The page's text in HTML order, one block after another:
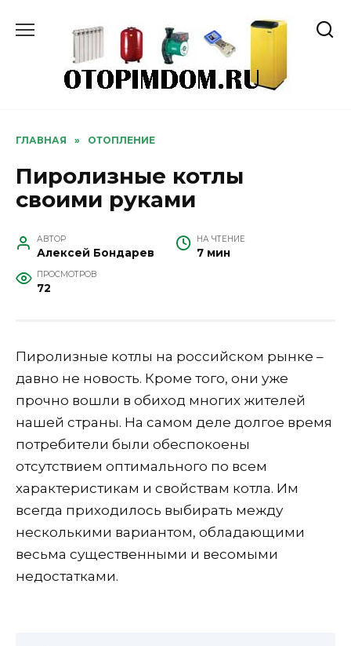
ГЛАВНАЯ » ОТОПЛЕНИЕ
Пиролизные котлы
своими руками
АВТОР
Алексей Бондарев
НА ЧТЕНИЕ
7 мин
ПРОСМОТРОВ
72
Пиролизные котлы на российском рынке –
давно не новость. Кроме того, они уже
прочно вошли в обиход многих жителей
нашей страны. На самом деле долгое время
потребители были обеспокоены
отсутствием оптимального по всем
характеристикам и свойствам котла. Им
всегда приходилось выбирать между
несколькими вариантом, обладающими
весьма существенными и весомыми
недостатками.